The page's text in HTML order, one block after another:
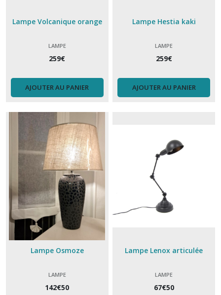
Lampe Volcanique orange
LAMPE
259€
AJOUTER AU PANIER
Lampe Hestia kaki
LAMPE
259€
AJOUTER AU PANIER
Lampe Osmoze
LAMPE
142€50
Lampe Lenox articulée
LAMPE
67€50